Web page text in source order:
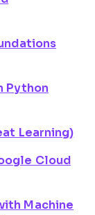
Python
Learning)
Cloud
Machine